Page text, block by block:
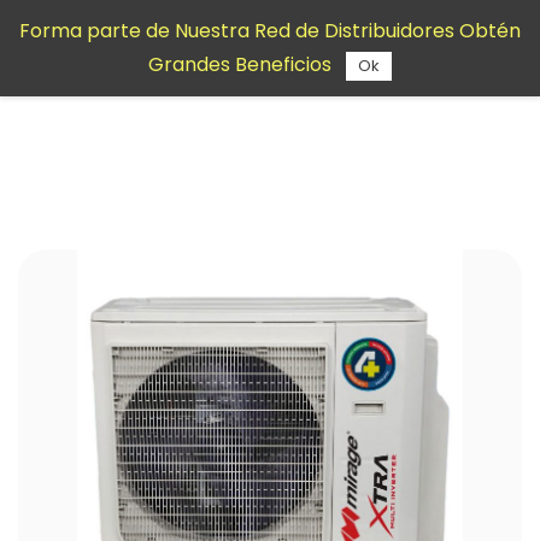
contenido
Forma parte de Nuestra Red de Distribuidores Obtén
Grandes Beneficios
Ok